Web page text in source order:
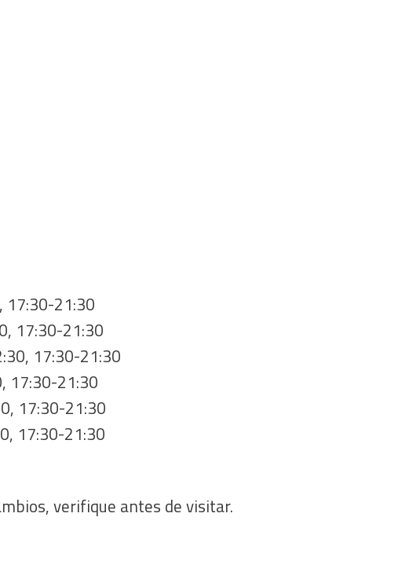
17:30-21:30
17:30-21:30
17:30-21:30
17:30-21:30
17:30-21:30
17:30-21:30
verifique antes de visitar.